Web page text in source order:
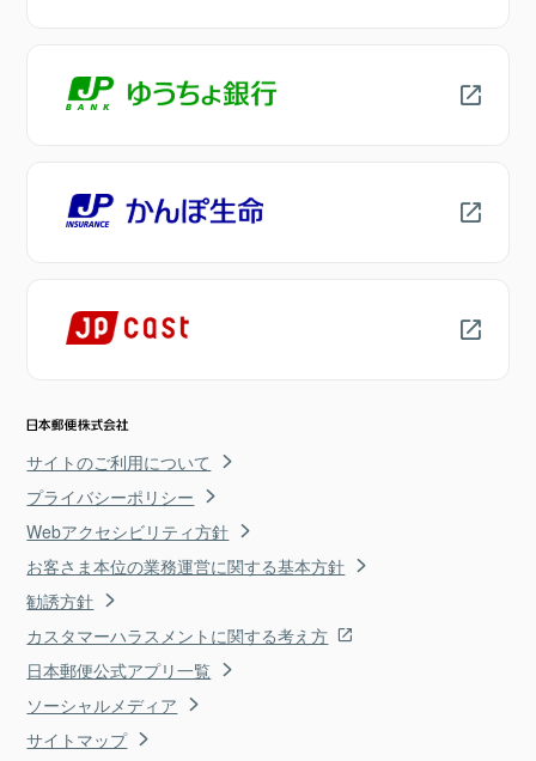
サイトのご利用について
プライバシーポリシー
Webアクセシビリティ方針
お客さま本位の業務運営に関する基本方針
勧誘方針
カスタマーハラスメントに関する考え方
日本郵便公式アプリ一覧
ソーシャルメディア
サイトマップ